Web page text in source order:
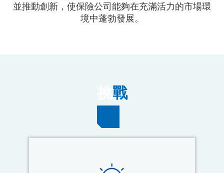
並推動創新，使保險公司能夠在充滿活力的市場環
境中蓬勃發展。
戰